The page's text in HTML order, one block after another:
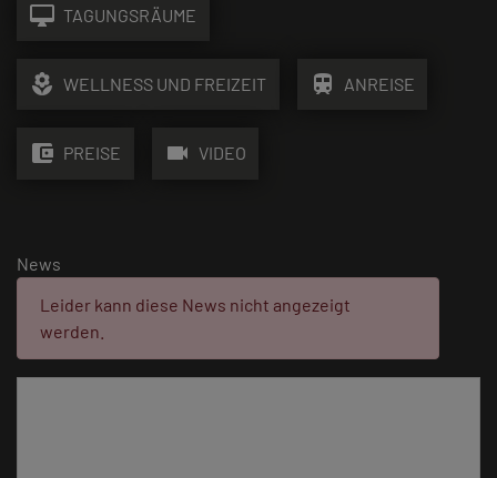
desktop_mac TAGUNGSRÄUME
local_florist WELLNESS UND FREIZEIT train ANREISE
account_balance_wallet PREISE videocam VIDEO
News
Fehler:
Leider kann diese News nicht angezeigt
werden.